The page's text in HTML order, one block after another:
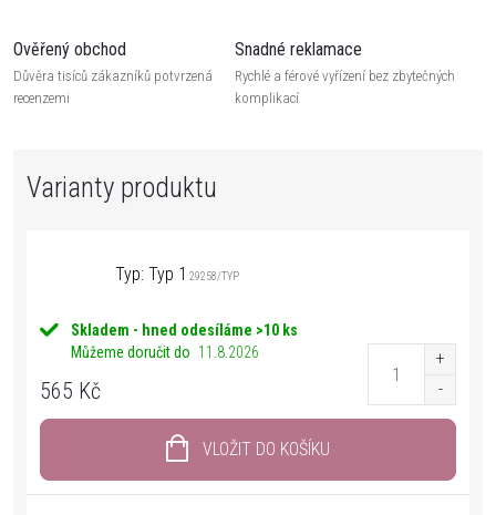
Ověřený obchod
Důvěra tisíců zákazníků potvrzená
recenzemi
Snadné reklamace
Rychlé a férové vyřízení bez zbytečných
komplikací
Typ: Typ 1 29258/TYP
Skladem - hned odesíláme >10 ks
Můžeme doručit do 11.8.2026
565 Kč
VLOŽIT DO KOŠÍKU